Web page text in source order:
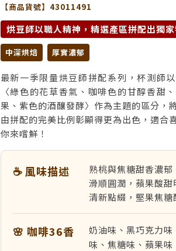
【商品貨號】43011491
烘豆師以職人精神，精選產區拼配出獨
中深烘焙 厚實濃郁
最新一季限量烘豆師拼配系列，杯測師
〈綠色的花草香氣、咖啡色的甘醇香甜
果、紫色的酒釀發酵〉作為主題的區分，
由拼配的完美比例彰顯得更為出色，適合
你來嚐鮮！
☕ 風味描述
熟桃與焦糖甜香濃郁
滑順圓潤，蘋果酸甜
清新點綴，堅果焦糖
🌸 咖啡36香
奶油味、黑巧克力味
味、焦糖味、蘋果味